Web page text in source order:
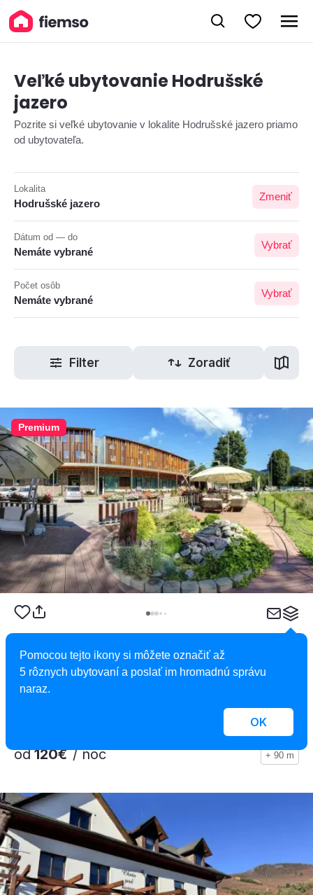
Veľké ubytovanie Hodrušské
jazero
Pozrite si veľké ubytovanie v lokalite Hodrušské jazero priamo
od ubytovateľa.
Lokalita
Hodrušské jazero
Zmeniť
Dátum od — do
Nemáte vybrané
Vybrať
Počet osôb
Nemáte vybrané
Vybrať
Filter Zoradiť
Hotel Salamandra
Hotel, Hodruša - Hámre, Slovensko
47 izieb, 1 - 6 osôb, 22 - 60 m
od120€ / noc
Premium
+ 90 m
Pomocou tejto ikony si môžete označiť až
5 rôznych ubytovaní a poslať im hromadnú správu
naraz.
OK